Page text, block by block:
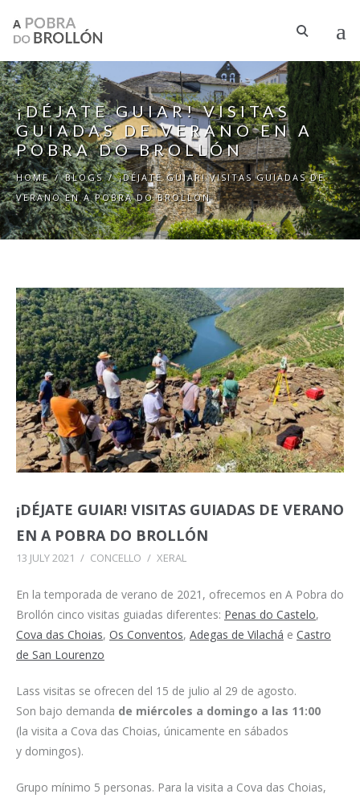
¡DÉJATE GUIAR! VISITAS
GUIADAS DE VERANO EN A
POBRA DO BROLLÓN
HOME / BLOGS / ¡DÉJATE GUIAR! VISITAS GUIADAS DE
VERANO EN A POBRA DO BROLLÓN
¡DÉJATE GUIAR! VISITAS GUIADAS DE VERANO
EN A POBRA DO BROLLÓN
13 JULY 2021 / CONCELLO / XERAL
En la temporada de verano de 2021, ofrecemos en A Pobra do
Brollón cinco visitas guiadas diferentes: Penas do Castelo,
Cova das Choias, Os Conventos, Adegas de Vilachá e Castro
de San Lourenzo
Lass visitas se ofrecen del 15 de julio al 29 de agosto.
Son bajo demanda de miércoles a domingo a las 11:00
(la visita a Cova das Choias, únicamente en sábados
y domingos).
Grupo mínimo 5 personas. Para la visita a Cova das Choias,